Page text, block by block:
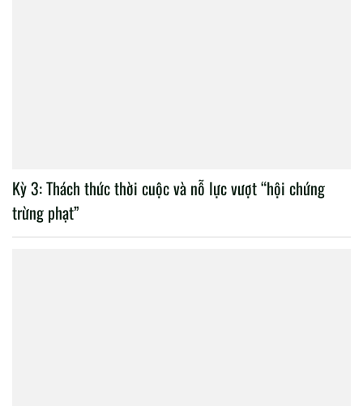
Kỳ 3: Thách thức thời cuộc và nỗ lực vượt “hội chứng
trừng phạt”